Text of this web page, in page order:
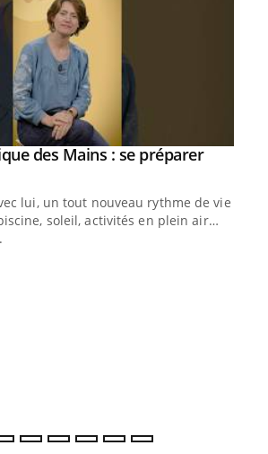
des Mains : se préparer
lui, un tout nouveau rythme de vie !
soleil, activités en plein air…